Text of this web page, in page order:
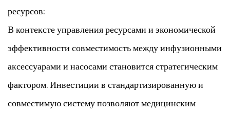
ресурсов:
В контексте управления ресурсами и экономической
эффективности совместимость между инфузионными
аксессуарами и насосами становится стратегическим
фактором. Инвестиции в стандартизированную и
совместимую систему позволяют медицинским